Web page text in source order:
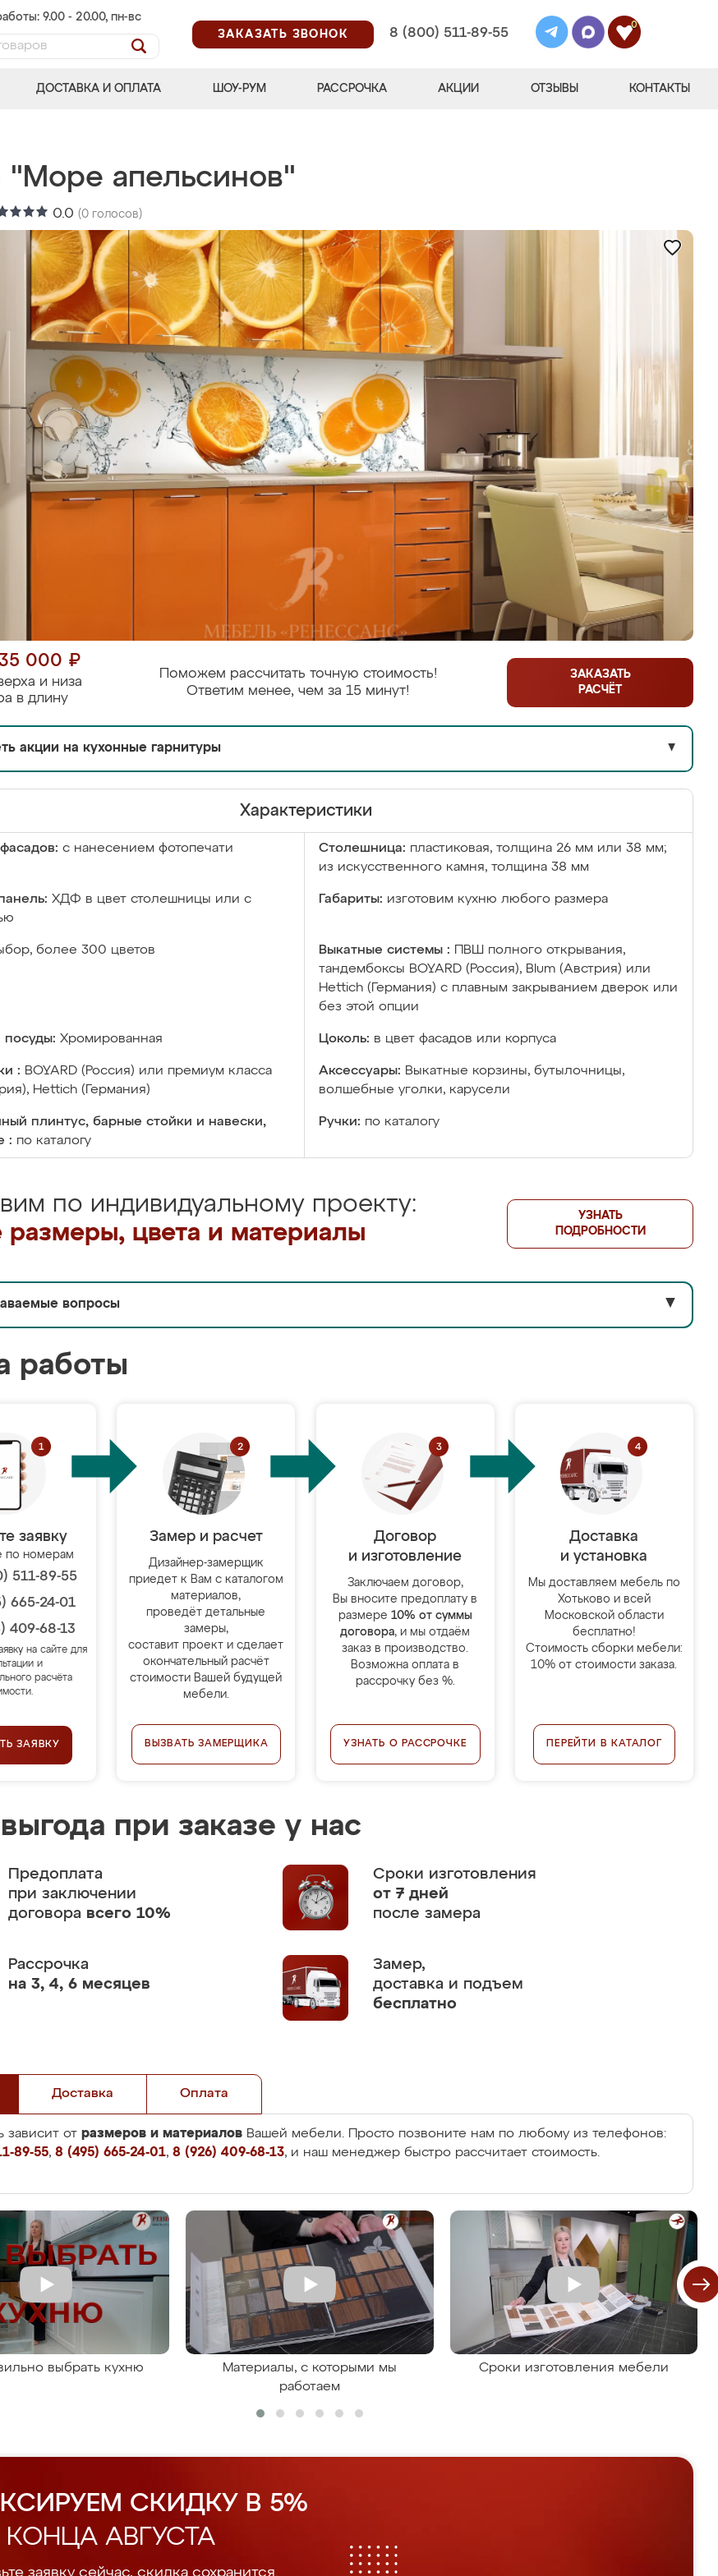
9.00 - 20.00, пн-вс
ЗАКАЗАТЬ ЗВОНОК
8 (800) 511-89-55
0
ДОСТАВКА И ОПЛАТА ШОУ-РУМ РАССРОЧКА АКЦИИ ОТЗЫВЫ КОНТАКТЫ
"Море апельсинов"
0.0 (0 голосов)
000 ₽
и низа
в длину
Поможем рассчитать точную стоимость!
Ответим менее, чем за 15 минут!
ЗАКАЗАТЬ
РАСЧЁТ
акции на кухонные гарнитуры ▼
Характеристики
с нанесением фотопечати Столешница: пластиковая, толщина 26 мм или 38 мм;
из искусственного камня, толщина 38 мм
ХДФ в цвет столешницы или с
Габариты: изготовим кухню любого размера
более 300 цветов Выкатные системы :
ПВШ полного открывания,
тандембоксы BOYARD (Россия), Blum (Австрия) или
Hettich (Германия) с плавным закрыванием дверок или
без этой опции
Хромированная Цоколь: в цвет фасадов или корпуса
: BOYARD (Россия) или премиум класса
Hettich (Германия)
Аксессуары: Выкатные корзины, бутылочницы,
волшебные уголки, карусели
плинтус, барные стойки и навески,
: по каталогу
Ручки: по каталогу
по индивидуальному проекту:
цвета и материалы
УЗНАТЬ
ПОДРОБНОСТИ
вопросы ▼
работы
заявку
по номерам
511-89-55
665-24-01
409-68-13
на сайте для
и
расчёта
ЗАЯВКУ
Замер и расчет
Дизайнер-замерщик
приедет к Вам с каталогом
материалов,
проведёт детальные
замеры,
составит проект и сделает
окончательный расчёт
стоимости Вашей будущей
мебели.
ВЫЗВАТЬ ЗАМЕРЩИКА
Договор
и изготовление
Заключаем договор,
Вы вносите предоплату в
размере 10% от суммы
договора, и мы отдаём
заказ в производство.
Возможна оплата в
рассрочку без %.
УЗНАТЬ О РАССРОЧКЕ
Доставка
и установка
Мы доставляем мебель по
Хотьково и всей
Московской области
бесплатно!
Стоимость сборки мебели:
10% от стоимости заказа.
ПЕРЕЙТИ В КАТАЛОГ
при заказе у нас
Предоплата
при заключении
договора всего 10%
Сроки изготовления
от 7 дней
после замера
Рассрочка
на 3, 4, 6 месяцев
Замер,
доставка и подъем
бесплатно
Доставка Оплата
зависит от размеров и материалов Вашей мебели. Просто позвоните нам по любому из телефонов:
89-55, 8 (495) 665-24-01, 8 (926) 409-68-13, и наш менеджер быстро рассчитает стоимость.
выбрать кухню
Материалы, с которыми мы
работаем
Сроки изготовления мебели
СКИДКУ В 5%
АВГУСТА
заявку сейчас, скидка сохранится.